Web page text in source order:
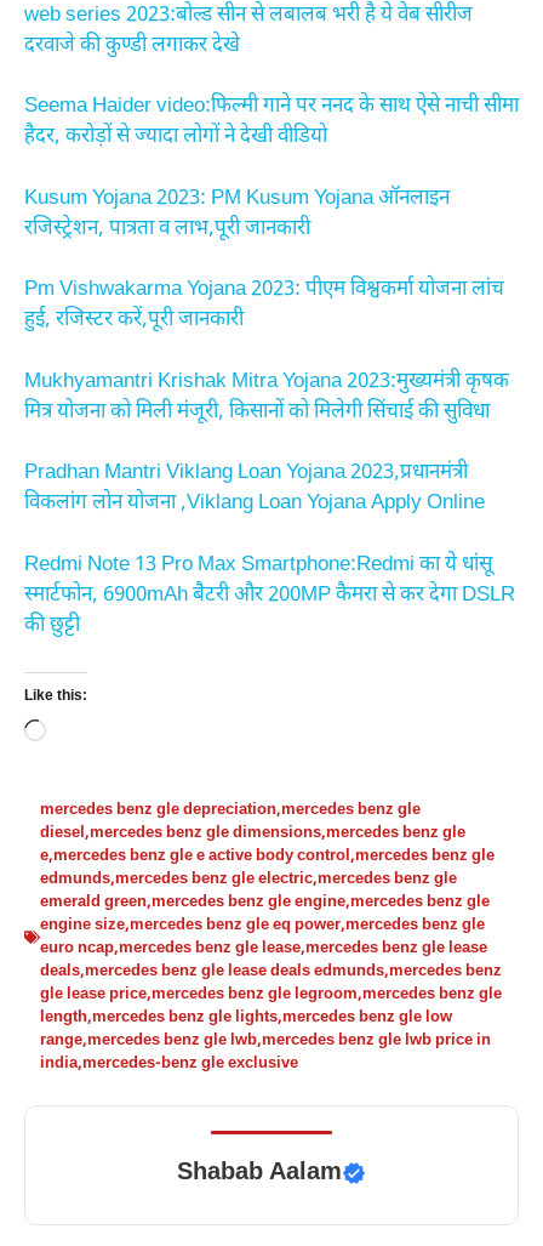
web series 2023:बोल्ड सीन से लबालब भरी है ये वेब सीरीज
दरवाजे की कुण्डी लगाकर देखे
Seema Haider video:फिल्मी गाने पर ननद के साथ ऐसे नाची सीमा
हैदर, करोड़ों से ज्यादा लोगों ने देखी वीडियो
Kusum Yojana 2023: PM Kusum Yojana ऑनलाइन
रजिस्ट्रेशन, पात्रता व लाभ,पूरी जानकारी
Pm Vishwakarma Yojana 2023: पीएम विश्वकर्मा योजना लांच
हुई, रजिस्टर करें,पूरी जानकारी
Mukhyamantri Krishak Mitra Yojana 2023:मुख्यमंत्री कृषक
मित्र योजना को मिली मंजूरी, किसानों को मिलेगी सिंचाई की सुविधा
Pradhan Mantri Viklang Loan Yojana 2023,प्रधानमंत्री
विकलांग लोन योजना ,Viklang Loan Yojana Apply Online
Redmi Note 13 Pro Max Smartphone:Redmi का ये धांसू
स्मार्टफोन, 6900mAh बैटरी और 200MP कैमरा से कर देगा DSLR
की छुट्टी
Like this:
Loading…
mercedes benz gle depreciation,mercedes benz gle
diesel,mercedes benz gle dimensions,mercedes benz gle
e,mercedes benz gle e active body control,mercedes benz gle
edmunds,mercedes benz gle electric,mercedes benz gle
emerald green,mercedes benz gle engine,mercedes benz gle
engine size,mercedes benz gle eq power,mercedes benz gle
euro ncap,mercedes benz gle lease,mercedes benz gle lease
deals,mercedes benz gle lease deals edmunds,mercedes benz
gle lease price,mercedes benz gle legroom,mercedes benz gle
length,mercedes benz gle lights,mercedes benz gle low
range,mercedes benz gle lwb,mercedes benz gle lwb price in
india,mercedes-benz gle exclusive
Shabab Aalam